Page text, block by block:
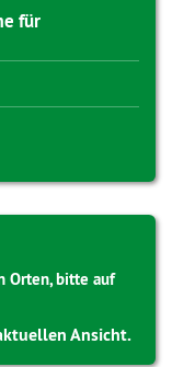
für
Orten, bitte auf
Ansicht.